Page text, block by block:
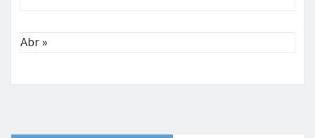
Abr »